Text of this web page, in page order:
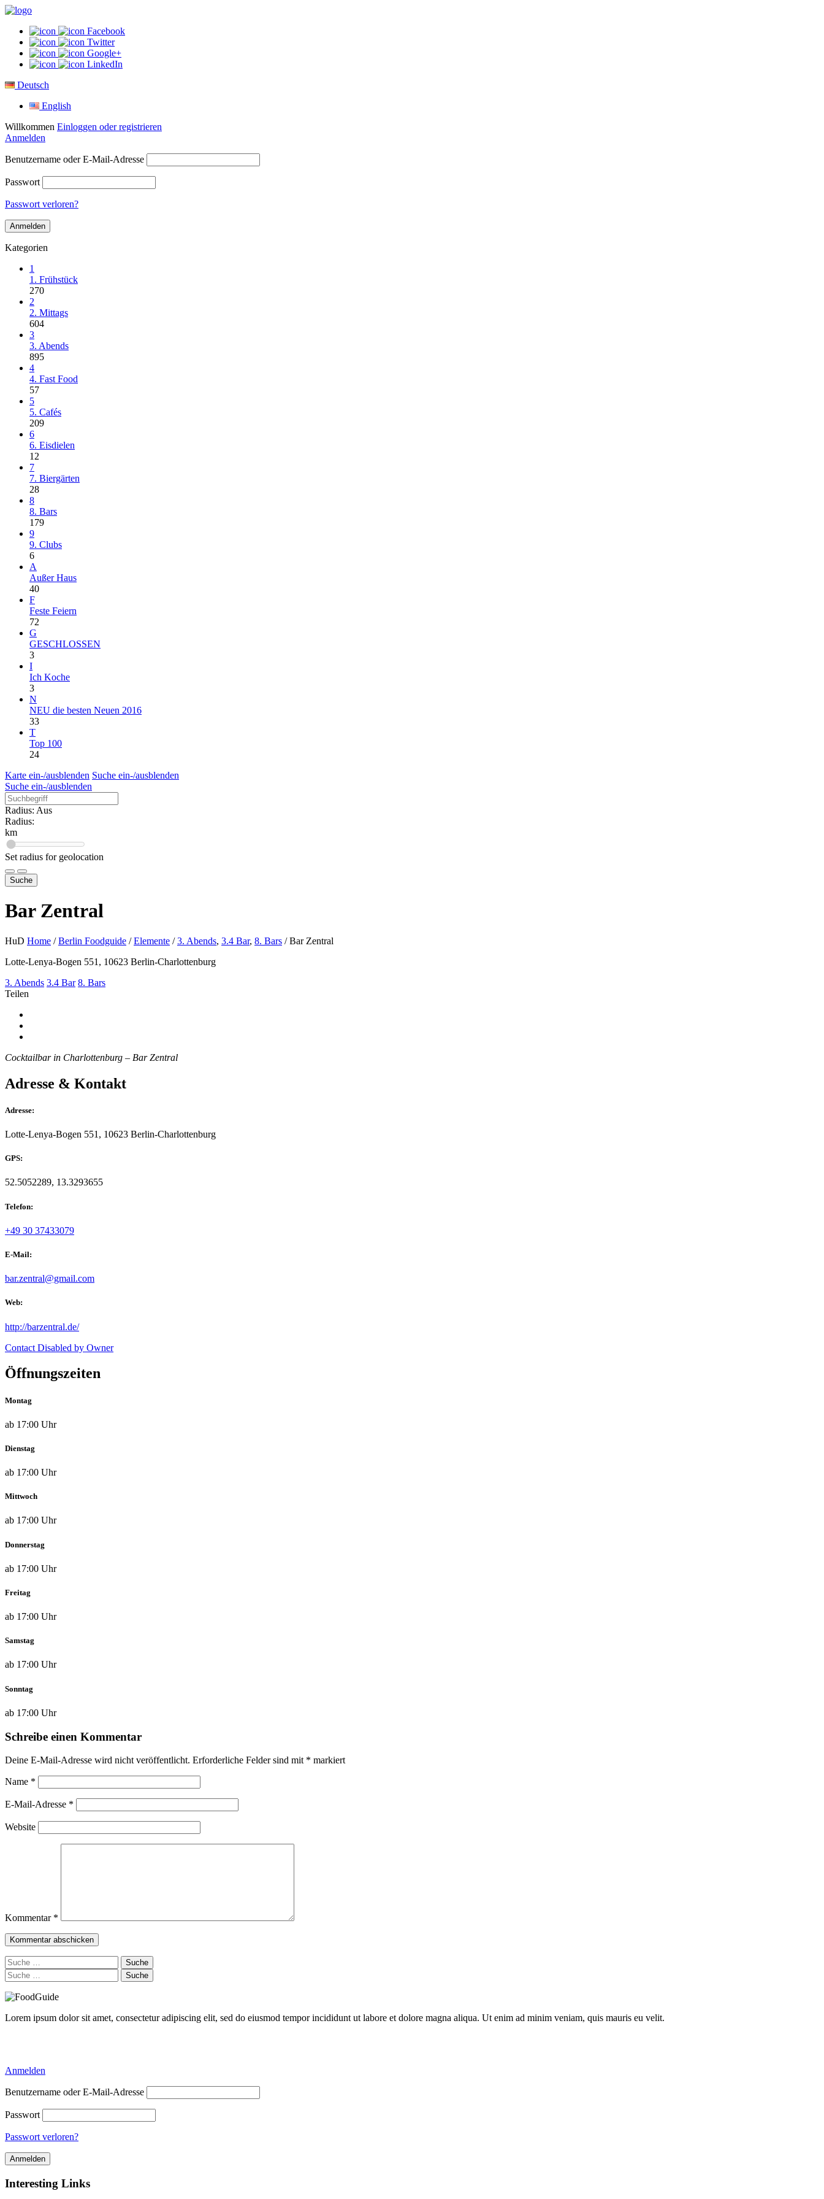
Facebook
Twitter
Google+
LinkedIn
Deutsch
English
Willkommen Einloggen oder registrieren
Anmelden
Benutzername oder E-Mail-Adresse
Passwort
Passwort verloren?
Kategorien
1
1. Frühstück
270
2
2. Mittags
604
3
3. Abends
895
4
4. Fast Food
57
5
5. Cafés
209
6
6. Eisdielen
12
7
7. Biergärten
28
8
8. Bars
179
9
9. Clubs
6
A
Außer Haus
40
F
Feste Feiern
72
G
GESCHLOSSEN
3
I
Ich Koche
3
N
NEU die besten Neuen 2016
33
T
Top 100
24
Karte ein-/ausblenden Suche ein-/ausblenden
Suche ein-/ausblenden
Radius: Aus
Radius:
km
Set radius for geolocation
Suche
Bar Zentral
HuD Home / Berlin Foodguide / Elemente / 3. Abends, 3.4 Bar, 8. Bars / Bar Zentral
Lotte-Lenya-Bogen 551, 10623 Berlin-Charlottenburg
3. Abends 3.4 Bar 8. Bars
Teilen
Cocktailbar in Charlottenburg – Bar Zentral
Adresse & Kontakt
Adresse:
Lotte-Lenya-Bogen 551, 10623 Berlin-Charlottenburg
GPS:
52.5052289, 13.3293655
Telefon:
+49 30 37433079
E-Mail:
bar.zentral@gmail.com
Web:
http://barzentral.de/
Contact Disabled by Owner
Öffnungszeiten
Montag
ab 17:00 Uhr
Dienstag
ab 17:00 Uhr
Mittwoch
ab 17:00 Uhr
Donnerstag
ab 17:00 Uhr
Freitag
ab 17:00 Uhr
Samstag
ab 17:00 Uhr
Sonntag
ab 17:00 Uhr
Schreibe einen Kommentar
Deine E-Mail-Adresse wird nicht veröffentlicht. Erforderliche Felder sind mit * markiert
Name *
E-Mail-Adresse *
Website
Kommentar *
Suche
nach:
Suche
nach:
Lorem ipsum dolor sit amet, consectetur adipiscing elit, sed do eiusmod tempor incididunt ut labore et dolore magna aliqua. Ut enim ad minim veniam, quis mauris eu velit.
Anmelden
Benutzername oder E-Mail-Adresse
Passwort
Passwort verloren?
Interesting Links